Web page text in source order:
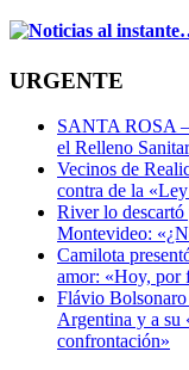
URGENTE
SANTA ROSA
el Relleno
Vecinos de
contra de la
River lo
Montevideo:
Camilota
amor: «Hoy, por
Flávio
Argentina y a su
confrontación»